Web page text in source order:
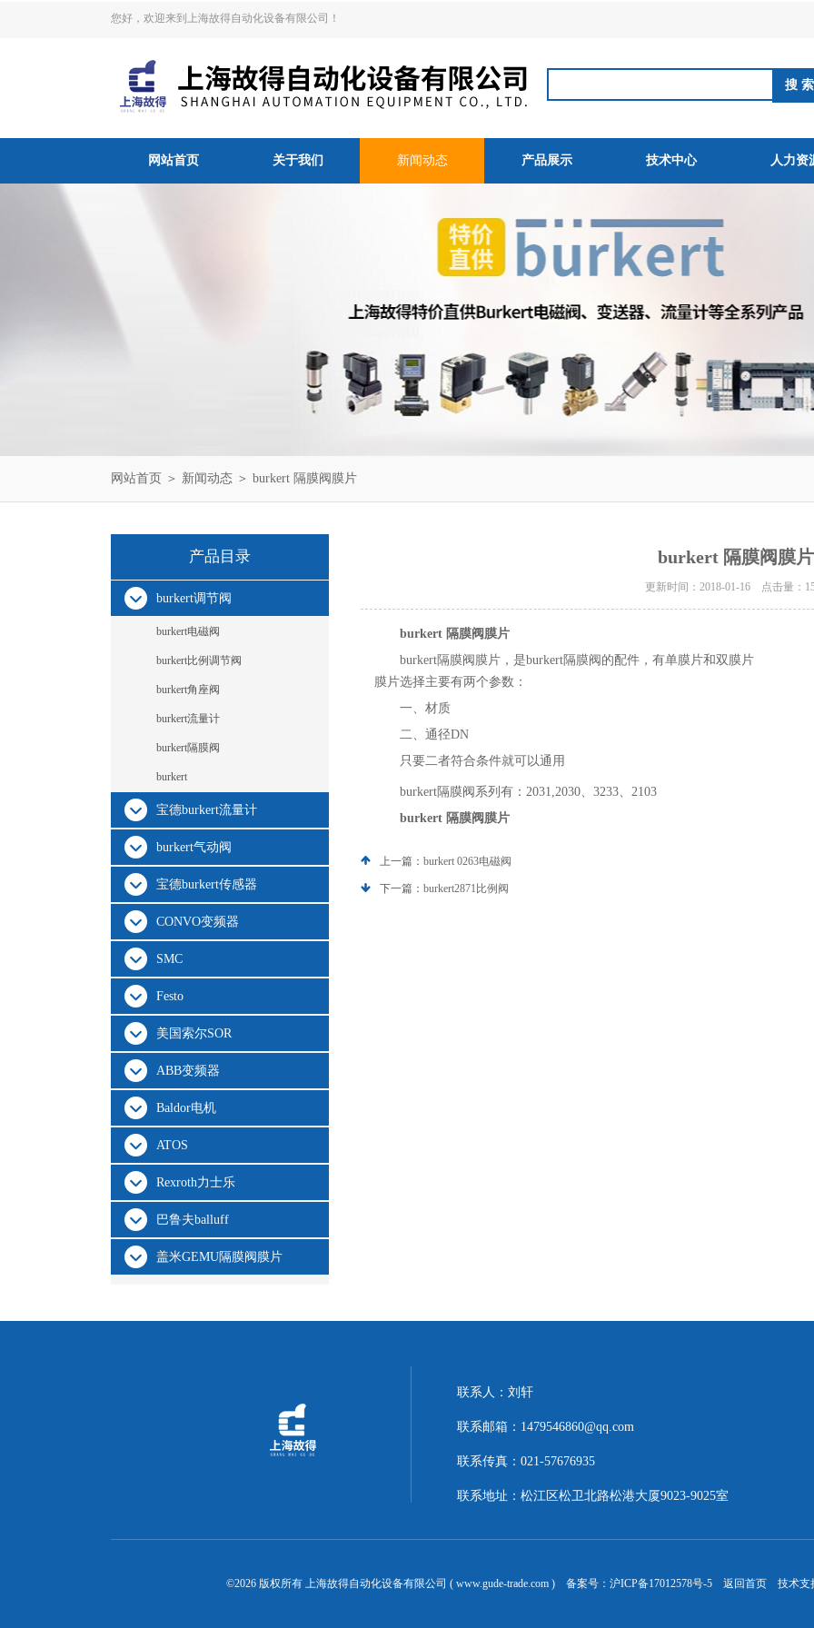
您好，欢迎来到上海故得自动化设备有限公司！
网站首页 关于我们 新闻动态 产品展示 技术中心 人力资
网站首页 ＞ 新闻动态 ＞ burkert 隔膜阀膜片
产品目录
burkert调节阀
burkert电磁阀
burkert比例调节阀
burkert角座阀
burkert流量计
burkert隔膜阀
burkert
宝德burkert流量计
burkert气动阀
宝德burkert传感器
CONVO变频器
SMC
Festo
美国索尔SOR
ABB变频器
Baldor电机
ATOS
Rexroth力士乐
巴鲁夫balluff
盖米GEMU隔膜阀膜片
burkert 隔膜阀膜片
更新时间：2018-01-16 点击量：
burkert 隔膜阀膜片
burkert隔膜阀膜片，是burkert隔膜阀的配件，有单膜片和双膜片
膜片选择主要有两个参数：
一、材质
二、通径DN
只要二者符合条件就可以通用
burkert隔膜阀系列有：2031,2030、3233、2103
burkert 隔膜阀膜片
上一篇： burkert 0263电磁阀
下一篇： burkert2871比例阀
联系人：刘轩
联系邮箱：1479546860@qq.com
联系传真：021-57676935
联系地址：松江区松卫北路松港大厦9023-9025室
©2026 版权所有 上海故得自动化设备有限公司 ( www.gude-trade.com ) 备案号： 沪ICP备17012578号-5 返回首页技术支